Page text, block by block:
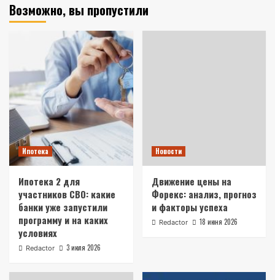
Возможно, вы пропустили
Ипотека
Ипотека 2 для
участников СВО: какие
банки уже запустили
программу и на каких
условиях
Redactor 3 июля 2026
Новости
Движение цены на
Форекс: анализ, прогноз
и факторы успеха
Redactor 18 июня 2026